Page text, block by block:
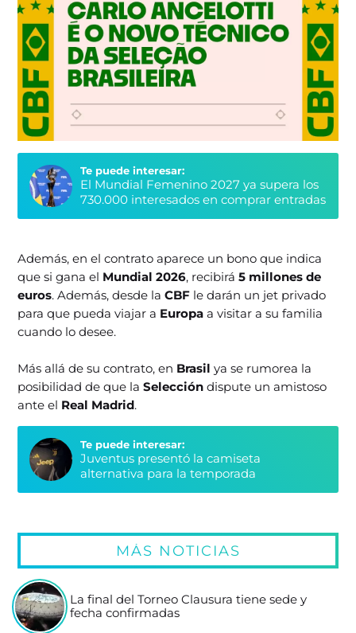
Te puede interesar:
El Mundial Femenino 2027 ya supera los
730.000 interesados en comprar entradas
Además, en el contrato aparece un bono que indica
que si gana el Mundial 2026, recibirá5 millones de
euros. Además, desde laCBF le darán un jet privado
para que pueda viajar a Europa a visitar a su familia
cuando lo desee.
Más allá de su contrato, en Brasil ya se rumorea la
posibilidad de que laSelección dispute un amistoso
ante el Real Madrid.
Te puede interesar:
Juventus presentó la camiseta
alternativa para la temporada
MÁS NOTICIAS
La final del Torneo Clausura tiene sede y
fecha confirmadas